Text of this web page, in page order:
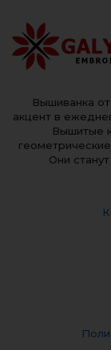
Вышиванка
акцент в
Вышитые
Они